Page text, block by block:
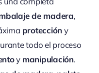
de madera,
proteccióny
todo el proceso
y manipulación.